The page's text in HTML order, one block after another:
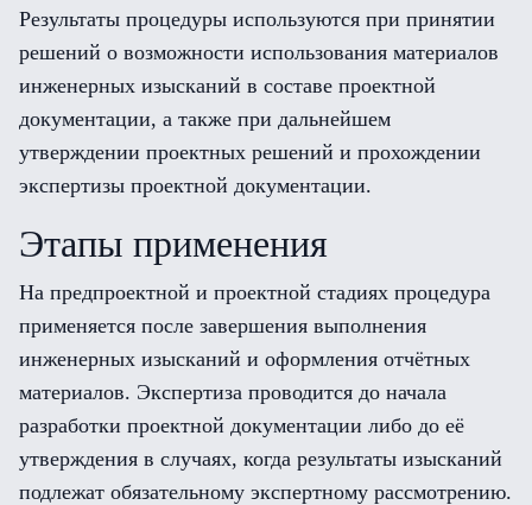
Результаты процедуры используются при принятии
решений о возможности использования материалов
инженерных изысканий в составе проектной
документации, а также при дальнейшем
утверждении проектных решений и прохождении
экспертизы проектной документации.
Этапы применения
На предпроектной и проектной стадиях процедура
применяется после завершения выполнения
инженерных изысканий и оформления отчётных
материалов. Экспертиза проводится до начала
разработки проектной документации либо до её
утверждения в случаях, когда результаты изысканий
подлежат обязательному экспертному рассмотрению.